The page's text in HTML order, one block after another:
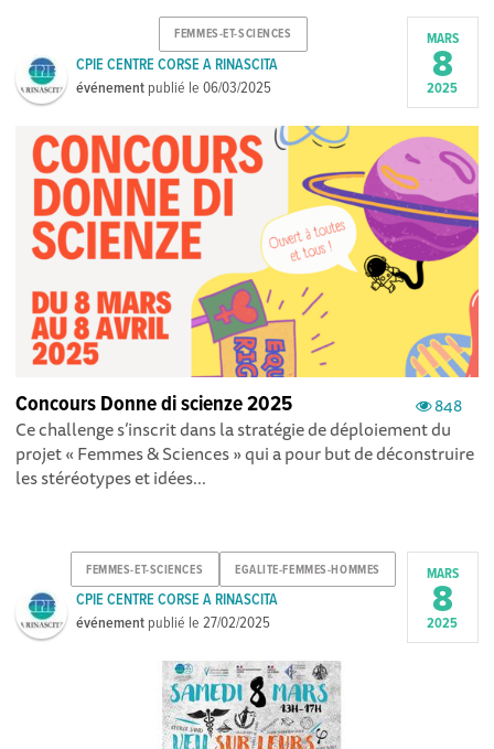
FEMMES-ET-SCIENCES
CPIE CENTRE CORSE A RINASCITA
événement publié le06/03/2025
MARS
8
2025
848
Concours Donne di scienze 2025
Ce challenge s’inscrit dans la stratégie de déploiement du
projet « Femmes & Sciences » qui a pour but de déconstruire
les stéréotypes et idées...
FEMMES-ET-SCIENCES EGALITE-FEMMES-HOMMES
CPIE CENTRE CORSE A RINASCITA
événement publié le27/02/2025
MARS
8
2025